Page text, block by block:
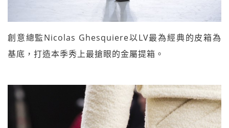
創意總監Nicolas Ghesquiere以LV最為經典的皮箱為
基底，打造本季秀上最搶眼的金屬提箱。